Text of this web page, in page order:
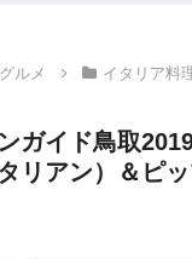
グルメ イタリア料
ガイド鳥取
リアン）＆ピ